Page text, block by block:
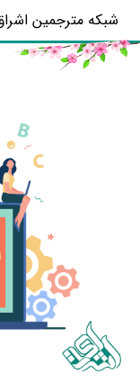
شبکه مترجمین